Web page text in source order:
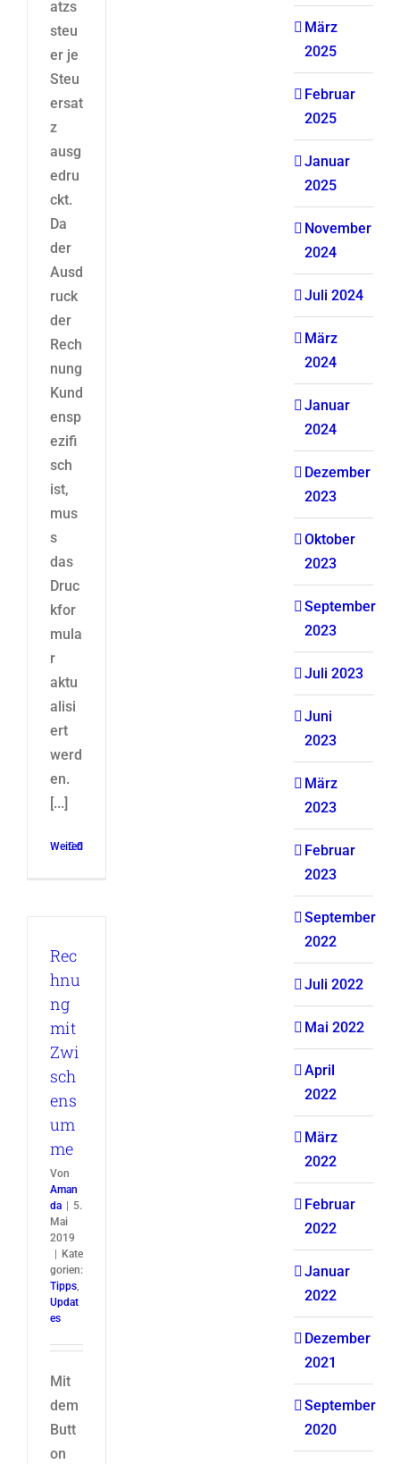
atzs
steu
er je
Steu
ersat
z
ausg
edru
ckt.
Da
der
Ausd
ruck
der
Rech
nung
Kund
ensp
ezifi
sch
ist,
mus
s
das
Druc
kfor
mula
r
aktu
alisi
ert
werd
en.
[...]
Weiterlesen
0
Rec
hnu
ng
mit
Zwi
sch
ens
um
me
Von
Aman
da
5.
Mai
2019
Kate
gorien:
Tipps,
Updat
es
Mit
dem
Butt
on
März
2025
Februar
2025
Januar
2025
November
2024
Juli 2024
März
2024
Januar
2024
Dezember
2023
Oktober
2023
September
2023
Juli 2023
Juni
2023
März
2023
Februar
2023
September
2022
Juli 2022
Mai 2022
April
2022
März
2022
Februar
2022
Januar
2022
Dezember
2021
September
2020